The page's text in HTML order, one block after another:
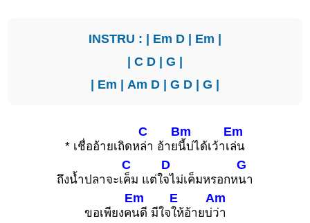
INSTRU : | Em D | Em |
| C D | G |
| Em | Am D | G D | G |
* เชื่ออ้ายเถิดห
C
ล่า อ้าย
Bm
นี้บ่ได้เว้าเ
Em
ล่น
ถึงน้ำปลาจะเ
C
ค็ม แต่ใ
D
จไม่เค็มหรอกห
G
นา
ขอเพียงค
Em
นดี มีใจ
E
ให้อ้ายบ่
Am
ว่า